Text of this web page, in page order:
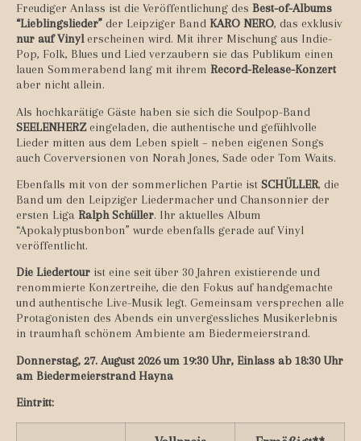
Freudiger Anlass ist die Veröffentlichung des Best-of-Albums
“Lieblingslieder” der Leipziger Band KARO NERO, das exklusiv
nur auf Vinylerscheinen wird. Mit ihrer Mischung aus Indie-
Pop, Folk, Blues und Lied verzaubern sie das Publikum einen
lauen Sommerabend lang mit ihrem Record-Release-Konzert
aber nicht allein.
Als hochkarätige Gäste haben sie sich die Soulpop-Band
SEELENHERZeingeladen, die authentische und gefühlvolle
Lieder mitten aus dem Leben spielt – neben eigenen Songs
auch Coverversionen von Norah Jones, Sade oder Tom Waits.
Ebenfalls mit von der sommerlichen Partie ist SCHÜLLER, die
Band um den Leipziger Liedermacher und Chansonnier der
ersten Liga Ralph Schüller. Ihr aktuelles Album
“Apokalyptusbonbon” wurde ebenfalls gerade auf Vinyl
veröffentlicht.
Die Liedertour ist eine seit über 30 Jahren existierende und
renommierte Konzertreihe, die den Fokus auf handgemachte
und authentische Live-Musik legt. Gemeinsam versprechen alle
Protagonisten des Abends ein unvergessliches Musikerlebnis
in traumhaft schönem Ambiente am Biedermeierstrand.
Donnerstag, 27. August 2026 um 19:30 Uhr, Einlass ab 18:30 Uhr
am Biedermeierstrand Hayna
Eintritt: